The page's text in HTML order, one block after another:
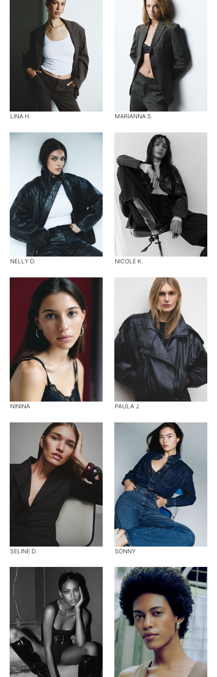
LINA H. MARIANNA S.
NELLY D. NICOLE K.
NININA PAULA J.
SELINE D. SONNY